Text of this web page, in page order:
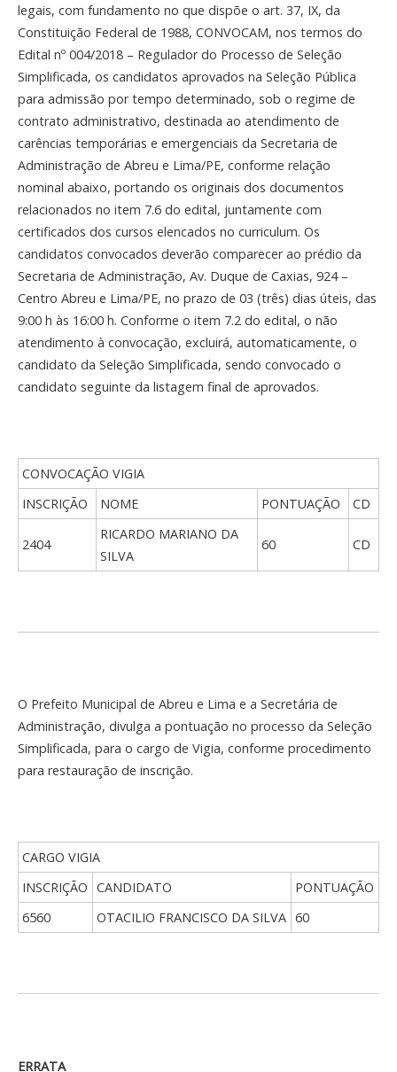
legais, com fundamento no que dispõe o art. 37, IX, da
Constituição Federal de 1988, CONVOCAM, nos termos do
Edital nº 004/2018 – Regulador do Processo de Seleção
Simplificada, os candidatos aprovados na Seleção Pública
para admissão por tempo determinado, sob o regime de
contrato administrativo, destinada ao atendimento de
carências temporárias e emergenciais da Secretaria de
Administração de Abreu e Lima/PE, conforme relação
nominal abaixo, portando os originais dos documentos
relacionados no item 7.6 do edital, juntamente com
certificados dos cursos elencados no curriculum. Os
candidatos convocados deverão comparecer ao prédio da
Secretaria de Administração, Av. Duque de Caxias, 924 –
Centro Abreu e Lima/PE, no prazo de 03 (três) dias úteis, das
9:00 h às 16:00 h. Conforme o item 7.2 do edital, o não
atendimento à convocação, excluirá, automaticamente, o
candidato da Seleção Simplificada, sendo convocado o
candidato seguinte da listagem final de aprovados.
CONVOCAÇÃO VIGIA
INSCRIÇÃO
NOME PONTUAÇÃO CD
2404
RICARDO MARIANO DA
SILVA
60 CD
O Prefeito Municipal de Abreu e Lima e a Secretária de
Administração, divulga a pontuação no processo da Seleção
Simplificada, para o cargo de Vigia, conforme procedimento
para restauração de inscrição.
CARGO VIGIA
INSCRIÇÃO CANDIDATO
PONTUAÇÃO
6560
OTACILIO FRANCISCO DA SILVA 60
ERRATA